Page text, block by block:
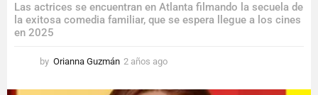
Las actrices se encuentran en Atlanta filmando la secuela de
la exitosa comedia familiar, que se espera llegue a los cines
en 2025
by Orianna Guzmán 2 años ago
ñ